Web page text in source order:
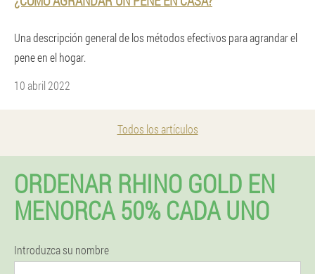
Una descripción general de los métodos efectivos para agrandar el
pene en el hogar.
10 abril 2022
Todos los artículos
ORDENAR RHINO GOLD EN
MENORCA 50% CADA UNO
Introduzca su nombre